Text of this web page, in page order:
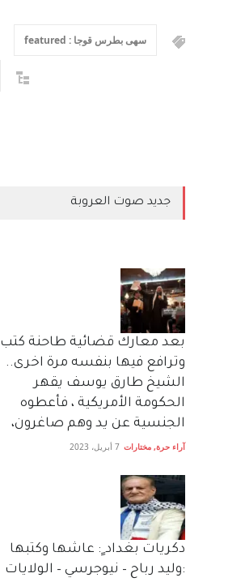
سهى بطرس قوجا : featured
جديد صوت العروبة
بعد معارك قضائية طاحنة كتب
وترافع فيها بنفسه مرة اخرى..
الشيخ طارق يوسف يقهر
الحكومة الأمريكية ، فأعطوه
الجنسية عن يد وهم صاغرون،
آراء حرة, مختارات 7 أبريل، 2023
دكريات بغداد ٍ: عاشها وكتبها
:وليد رباح – نيوجرسي – الولايات